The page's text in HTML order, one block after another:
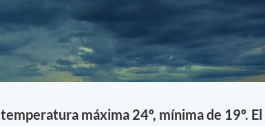
temperatura máxima 24º, mínima de 19º. El